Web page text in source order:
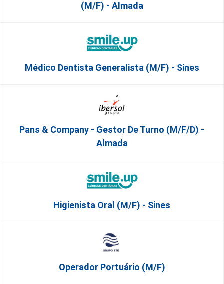
(M/F) - Almada
Médico Dentista Generalista (M/F) - Sines
Pans & Company - Gestor De Turno (m/f/d) -
Almada
Higienista Oral (M/F) - Sines
Operador Portuário (m/f)